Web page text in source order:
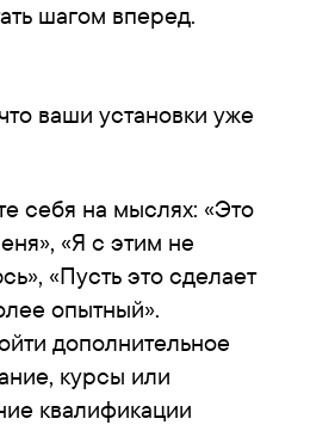
шагом вперед.
ваши установки уже
себя на мыслях: «Это
«Я с этим не
«Пусть это сделает
опытный».
дополнительное
курсы или
квалификации